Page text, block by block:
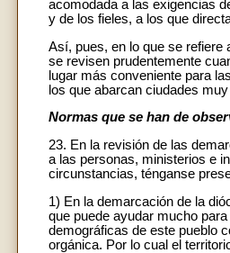
acomodada a las exigencias
y de los fieles, a los que
Así, pues, en lo que se refiere
se revisen prudentemente
lugar más conveniente para
los que abarcan ciudades
Normas que se han de
23. En la revisión de las
a las personas, ministerios e
circunstancias, ténganse
1) En la demarcación de la
que puede ayudar mucho
demográficas de este pueblo
orgánica. Por lo cual el